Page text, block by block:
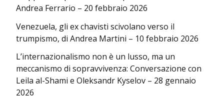
Andrea Ferrario – 20 febbraio 2026
Venezuela, gli ex chavisti scivolano verso il
trumpismo, di Andrea Martini – 10 febbraio 2026
L’internazionalismo non è un lusso, ma un
meccanismo di sopravvivenza: Conversazione con
Leila al-Shami e Oleksandr Kyselov – 28 gennaio
2026